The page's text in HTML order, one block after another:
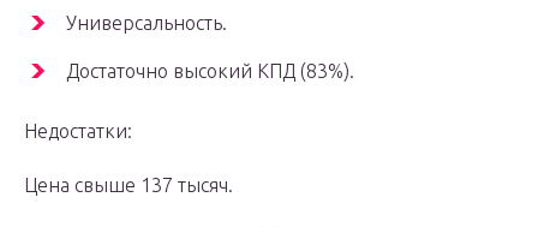
Универсальность.
Достаточно высокий КПД (83%).
Недостатки:
Цена свыше 137 тысяч.